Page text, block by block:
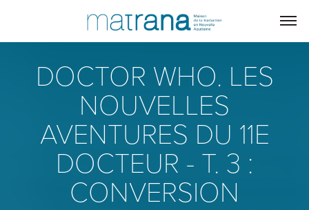
DOCTOR WHO. LES
NOUVELLES
AVENTURES DU 11E
DOCTEUR - T. 3 :
CONVERSION